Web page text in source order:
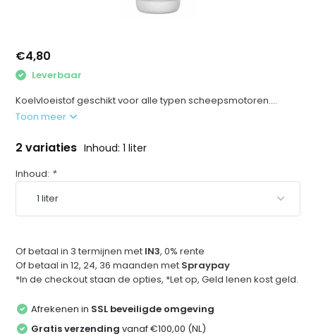
€4,80
Leverbaar
Koelvloeistof geschikt voor alle typen scheepsmotoren....
Toon meer
2 variaties Inhoud: 1 liter
Inhoud: *
Of betaal in 3 termijnen met IN3, 0% rente
Of betaal in 12, 24, 36 maanden met Spraypay
*In de checkout staan de opties, *Let op, Geld lenen kost geld.
Afrekenen in SSL beveiligde omgeving
Gratis verzending vanaf €100,00 (NL)